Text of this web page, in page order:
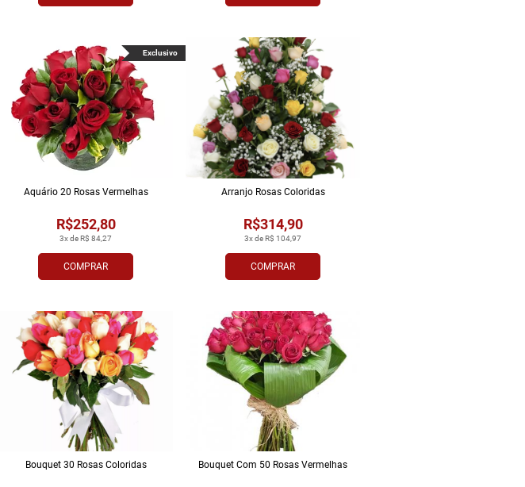
COMPRAR
3x de R$ 84,27
R$252,80
Aquário 20 Rosas Vermelhas
Exclusivo
COMPRAR
3x de R$ 104,97
R$314,90
Arranjo Rosas Coloridas
Bouquet 30 Rosas Coloridas Bouquet Com 50 Rosas Vermelhas